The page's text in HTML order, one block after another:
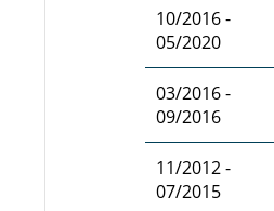
10/2016 -
05/2020
03/2016 -
09/2016
11/2012 -
07/2015